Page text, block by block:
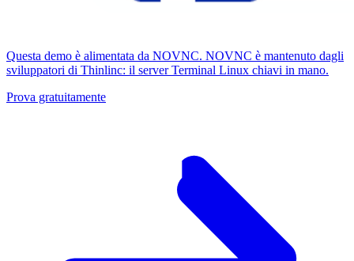
Questa demo è alimentata da NOVNC. NOVNC è mantenuto dagli
sviluppatori di Thinlinc: il server Terminal Linux chiavi in ​​mano.
Prova gratuitamente